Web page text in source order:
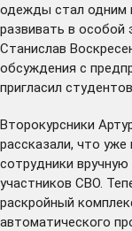
одежды стал одним
развивать в особой
Станислав
обсуждения с
пригласил
Второкурсники
рассказали, что
сотрудники
участников СВО.
раскройный
автоматического